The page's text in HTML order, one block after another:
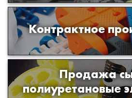
Контрактное
Производство изделий
и полимеров по
Продажа
полиуретановые
Продажа сырья для
изделий